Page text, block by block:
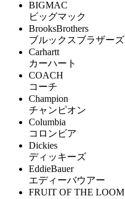
BIGMAC
ビッグマック
BrooksBrothers
ブルックスブラザーズ
Carhartt
カーハート
COACH
コーチ
Champion
チャンピオン
Columbia
コロンビア
Dickies
ディッキーズ
EddieBauer
エディーバウアー
FRUIT OF THE LOOM